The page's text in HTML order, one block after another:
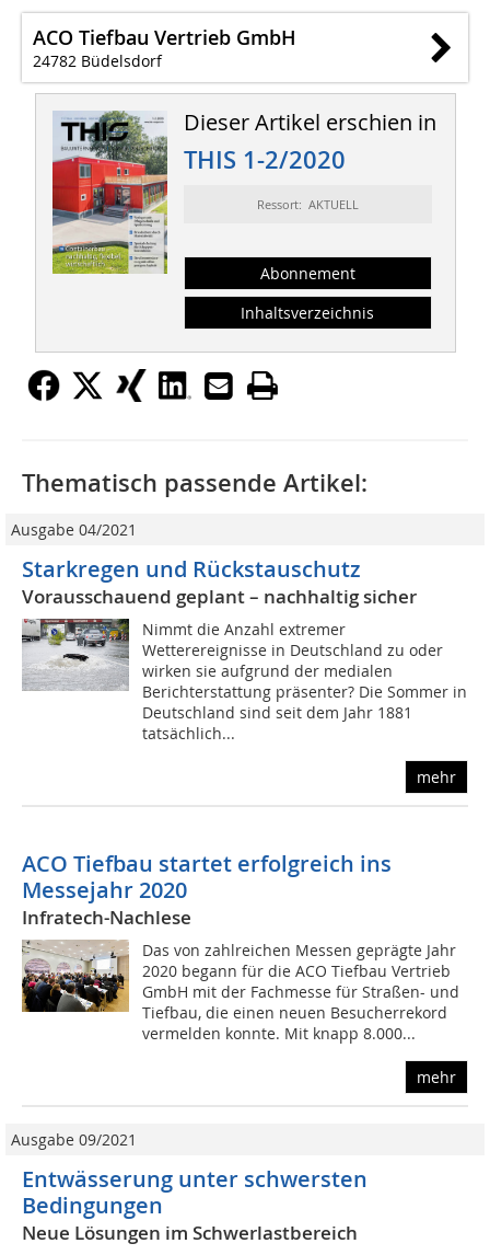
ACO Tiefbau Vertrieb GmbH
24782 Büdelsdorf
Dieser Artikel erschien in
THIS 1-2/2020
Ressort: AKTUELL
Abonnement
Inhaltsverzeichnis
Thematisch passende Artikel:
Ausgabe 04/2021
Starkregen und Rückstauschutz
Vorausschauend geplant – nachhaltig sicher
Nimmt die Anzahl extremer
Wetterereignisse in Deutschland zu oder
wirken sie aufgrund der medialen
Berichterstattung präsenter? Die Sommer in
Deutschland sind seit dem Jahr 1881
tatsächlich...
mehr
ACO Tiefbau startet erfolgreich ins
Messejahr 2020
Infratech-Nachlese
Das von zahlreichen Messen geprägte Jahr
2020 begann für die ACO Tiefbau Vertrieb
GmbH mit der Fachmesse für Straßen- und
Tiefbau, die einen neuen Besucherrekord
vermelden konnte. Mit knapp 8.000...
mehr
Ausgabe 09/2021
Entwässerung unter schwersten
Bedingungen
Neue Lösungen im Schwerlastbereich